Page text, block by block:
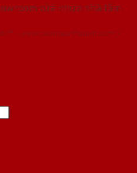
cửa nhựa nhà tắm
- www.cuanhuanhatam.com |